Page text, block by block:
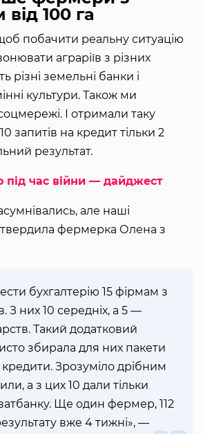
100 га
побачити реальну ситуацію
аграріїв з різних
різні земельні банки і
культури. Також ми
І отримали таку
запитів на кредит тільки 2
результат.
під час війни — дайджест
але наші
фермерка Олена з
бухгалтерію 15 фірмам з
З них 10 середніх, а 5 —
Такий додатковий
збирала для них пакети
Зрозуміло дрібним
а з цих 10 дали тільки
Ще один фермер, 112
вже 4 тижні», —